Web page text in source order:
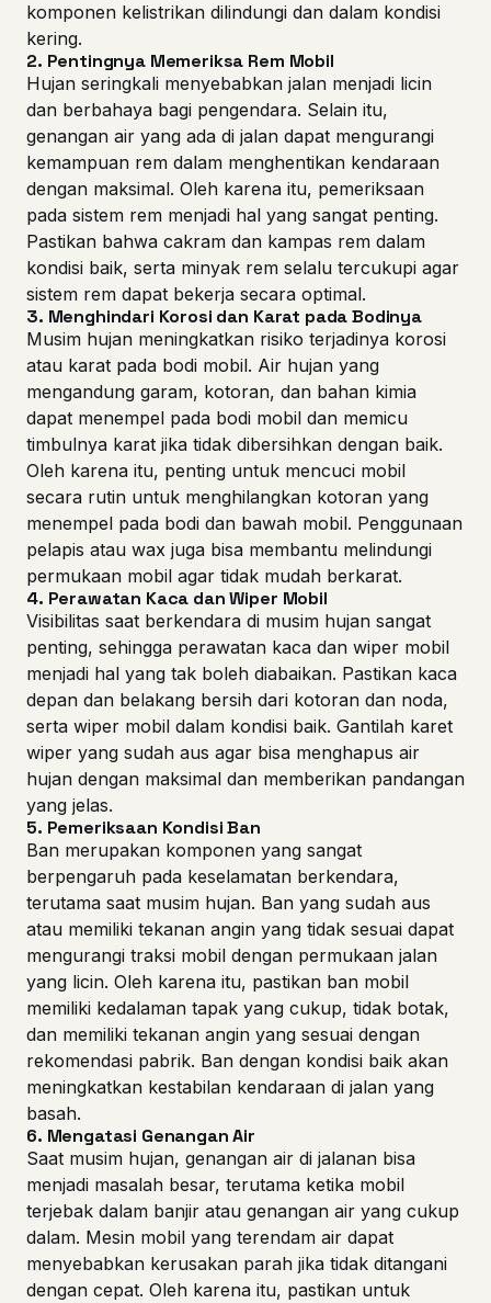
komponen kelistrikan dilindungi dan dalam kondisi
kering.
2. Pentingnya Memeriksa Rem Mobil
Hujan seringkali menyebabkan jalan menjadi licin
dan berbahaya bagi pengendara. Selain itu,
genangan air yang ada di jalan dapat mengurangi
kemampuan rem dalam menghentikan kendaraan
dengan maksimal. Oleh karena itu, pemeriksaan
pada sistem rem menjadi hal yang sangat penting.
Pastikan bahwa cakram dan kampas rem dalam
kondisi baik, serta minyak rem selalu tercukupi agar
sistem rem dapat bekerja secara optimal.
3. Menghindari Korosi dan Karat pada Bodinya
Musim hujan meningkatkan risiko terjadinya korosi
atau karat pada bodi mobil. Air hujan yang
mengandung garam, kotoran, dan bahan kimia
dapat menempel pada bodi mobil dan memicu
timbulnya karat jika tidak dibersihkan dengan baik.
Oleh karena itu, penting untuk mencuci mobil
secara rutin untuk menghilangkan kotoran yang
menempel pada bodi dan bawah mobil. Penggunaan
pelapis atau wax juga bisa membantu melindungi
permukaan mobil agar tidak mudah berkarat.
4. Perawatan Kaca dan Wiper Mobil
Visibilitas saat berkendara di musim hujan sangat
penting, sehingga perawatan kaca dan wiper mobil
menjadi hal yang tak boleh diabaikan. Pastikan kaca
depan dan belakang bersih dari kotoran dan noda,
serta wiper mobil dalam kondisi baik. Gantilah karet
wiper yang sudah aus agar bisa menghapus air
hujan dengan maksimal dan memberikan pandangan
yang jelas.
5. Pemeriksaan Kondisi Ban
Ban merupakan komponen yang sangat
berpengaruh pada keselamatan berkendara,
terutama saat musim hujan. Ban yang sudah aus
atau memiliki tekanan angin yang tidak sesuai dapat
mengurangi traksi mobil dengan permukaan jalan
yang licin. Oleh karena itu, pastikan ban mobil
memiliki kedalaman tapak yang cukup, tidak botak,
dan memiliki tekanan angin yang sesuai dengan
rekomendasi pabrik. Ban dengan kondisi baik akan
meningkatkan kestabilan kendaraan di jalan yang
basah.
6. Mengatasi Genangan Air
Saat musim hujan, genangan air di jalanan bisa
menjadi masalah besar, terutama ketika mobil
terjebak dalam banjir atau genangan air yang cukup
dalam. Mesin mobil yang terendam air dapat
menyebabkan kerusakan parah jika tidak ditangani
dengan cepat. Oleh karena itu, pastikan untuk